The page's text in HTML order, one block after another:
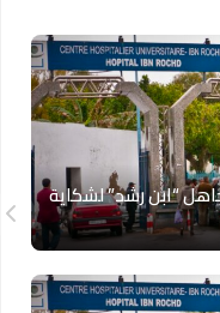
تجاهل “ابن رشد” لشكاية